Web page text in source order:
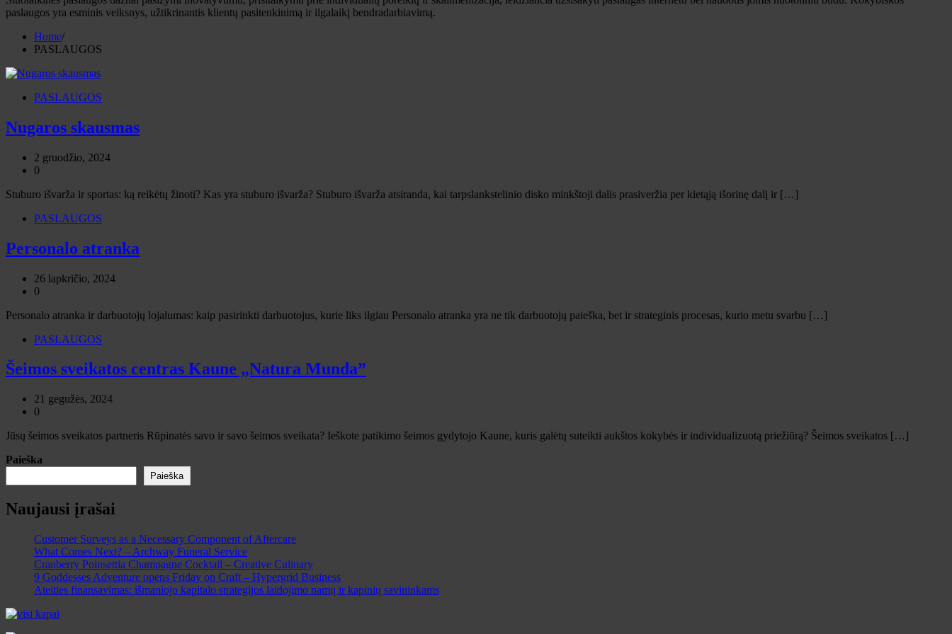
paslaugos yra esminis veiksnys, užtikrinantis klientų pasitenkinimą ir ilgalaikį bendradarbiavimą.
Home
PASLAUGOS
PASLAUGOS
Nugaros skausmas
2 gruodžio, 2024
0
Stuburo išvarža ir sportas: ką reikėtų žinoti? Kas yra stuburo išvarža? Stuburo išvarža atsiranda, kai tarpslankstelinio disko minkštoji dalis prasiveržia per kietąją išorinę dalį ir […]
PASLAUGOS
Personalo atranka
26 lapkričio, 2024
0
Personalo atranka ir darbuotojų lojalumas: kaip pasirinkti darbuotojus, kurie liks ilgiau Personalo atranka yra ne tik darbuotojų paieška, bet ir strateginis procesas, kurio metu svarbu […]
PASLAUGOS
Šeimos sveikatos centras Kaune „Natura Munda”
21 gegužės, 2024
0
Jūsų šeimos sveikatos partneris Rūpinatės savo ir savo šeimos sveikata? Ieškote patikimo šeimos gydytojo Kaune, kuris galėtų suteikti aukštos kokybės ir individualizuotą priežiūrą? Šeimos sveikatos […]
Paieška
Paieška
Naujausi įrašai
Customer Surveys as a Necessary Component of Aftercare
What Comes Next? – Archway Funeral Service
Cranberry Poinsettia Champagne Cocktail – Creative Culinary
9 Goddesses Adventure opens Friday on Craft – Hypergrid Business
Ateities finansavimas: išmaniojo kapitalo strategijos laidojimo namų ir kapinių savininkams